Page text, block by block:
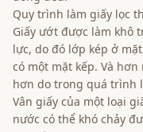
Quy trình làm giấy lọc
Giấy ướt được làm khô
lực, do đó lớp kép ở
có một mặt kếp. Và
hơn do trong quá trình
Vân giấy của một loại
nước có thể khó chảy